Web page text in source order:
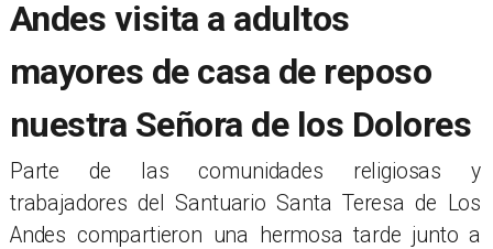
Andes visita a adultos
mayores de casa de reposo
nuestra Señora de los Dolores
​​Parte de las comunidades religiosas y
trabajadores del Santuario Santa Teresa de Los
Andes compartieron una hermosa tarde junto a